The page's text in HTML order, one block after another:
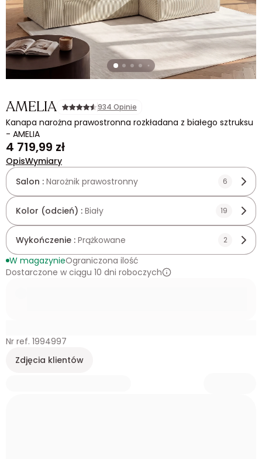
AMELIA 934 Opinie
Kanapa narożna prawostronna rozkładana z białego sztruksu
- AMELIA
4 719,99 zł
OpisWymiary
Salon : Narożnik prawostronny 6
Kolor (odcień) : Biały 19
Wykończenie : Prążkowane 2
W magazynieOgraniczona ilość
Dostarczone w ciągu 10 dni roboczych
Nr ref. 1994997
Zdjęcia klientów